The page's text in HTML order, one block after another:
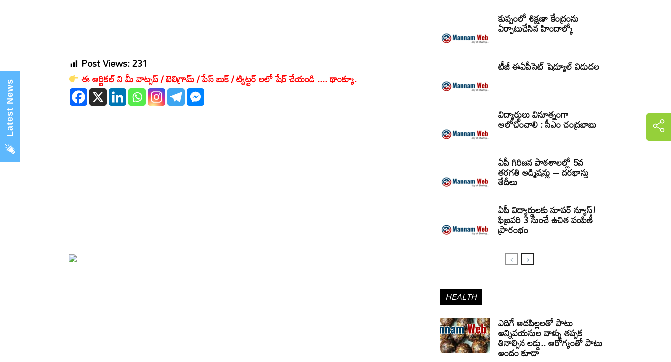
Post Views:231
ఈ ఆర్టికల్ ని మీ వాట్సప్ / టెలిగ్రామ్ / పేస్ బుక్ / ట్విట్టర్ లలో షేర్ చేయండి .... థాంక్యూ.
కుప్పంలో శిక్షణా కేంద్రంను
ఏర్పాటుచేసిన హిందాల్కో
టీజీ ఈఏపీసెట్‌ షెడ్యూల్‌ విడుదల
విద్యార్థులు వినూత్నంగా
ఆలోచించాలి : సీఎం చంద్రబాబు
ఏపీ గిరిజన పాఠశాలల్లో 5వ
తరగతి అడ్మిషన్లు – దరఖాస్తు
తేదీలు
ఏపీ విద్యార్థులకు సూపర్ న్యూస్!
ఫిబ్రవరి 3 నుంచే ఉచిత పంపిణీ
ప్రారంభం
HEALTH
ఎదిగే ఆడపిల్లలతో పాటు
అన్నివయసుల వాళ్ళు తప్పక
తినాల్సిన లడ్డు.. ఆరోగ్యంతో పాటు
అందం కూడా